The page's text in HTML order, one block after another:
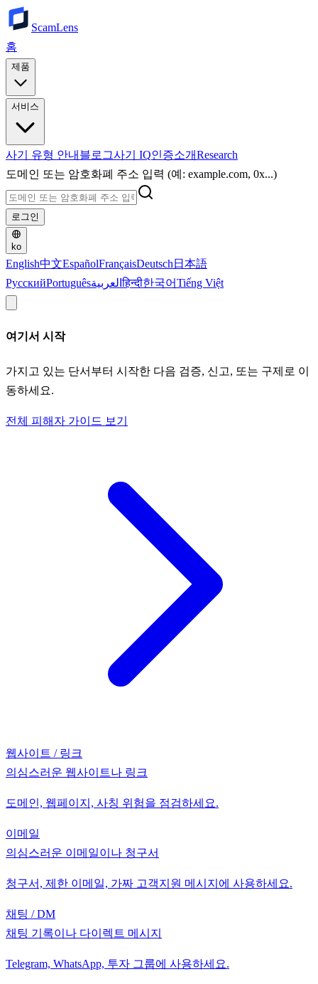
ScamLens
홈
제품
서비스
사기 유형 안내 블로그사기 IQ인증소개Research
도메인 또는 암호화폐 주소 입력 (예: example.com, 0x...)
로그인
ko
English中文EspañolFrançaisDeutsch 日本語
РусскийPortuguêsالعربيةहिन्दी한국어Tiếng Việt
여기서 시작
가지고 있는 단서부터 시작한 다음 검증, 신고, 또는 구제로 이
동하세요.
전체 피해자 가이드 보기
웹사이트 / 링크
의심스러운 웹사이트나 링크
도메인, 웹페이지, 사칭 위험을 점검하세요.
이메일
의심스러운 이메일이나 청구서
청구서, 제한 이메일, 가짜 고객지원 메시지에 사용하세요.
채팅 / DM
채팅 기록이나 다이렉트 메시지
Telegram, WhatsApp, 투자 그룹에 사용하세요.